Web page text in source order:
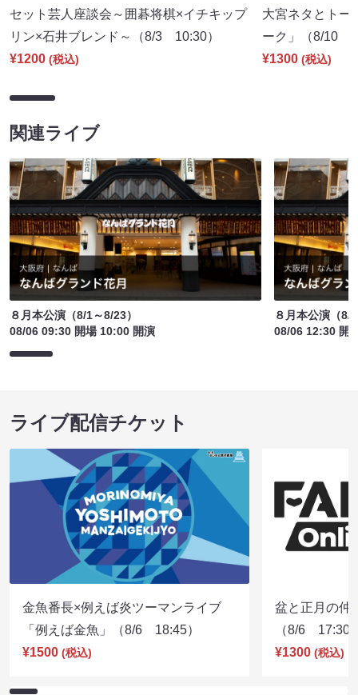
セット芸人座談会～囲碁将棋×イチキップ
リン×石井ブレンド～（8/3 10:30）
¥1200 (税込)
大宮ネタとトー
ーク」（8/10
¥1300 (税込)
関連ライブ
８月本公演（8/1～8/23）
08/06 09:30 開場 10:00 開演
８月本公演（8/
08/06 12:30 開
ライブ配信チケット
金魚番長×例えば炎ツーマンライブ
「例えば金魚」（8/6 18:45）
¥1500 (税込)
盆と正月の仲
（8/6 17:30
¥1300 (税込)